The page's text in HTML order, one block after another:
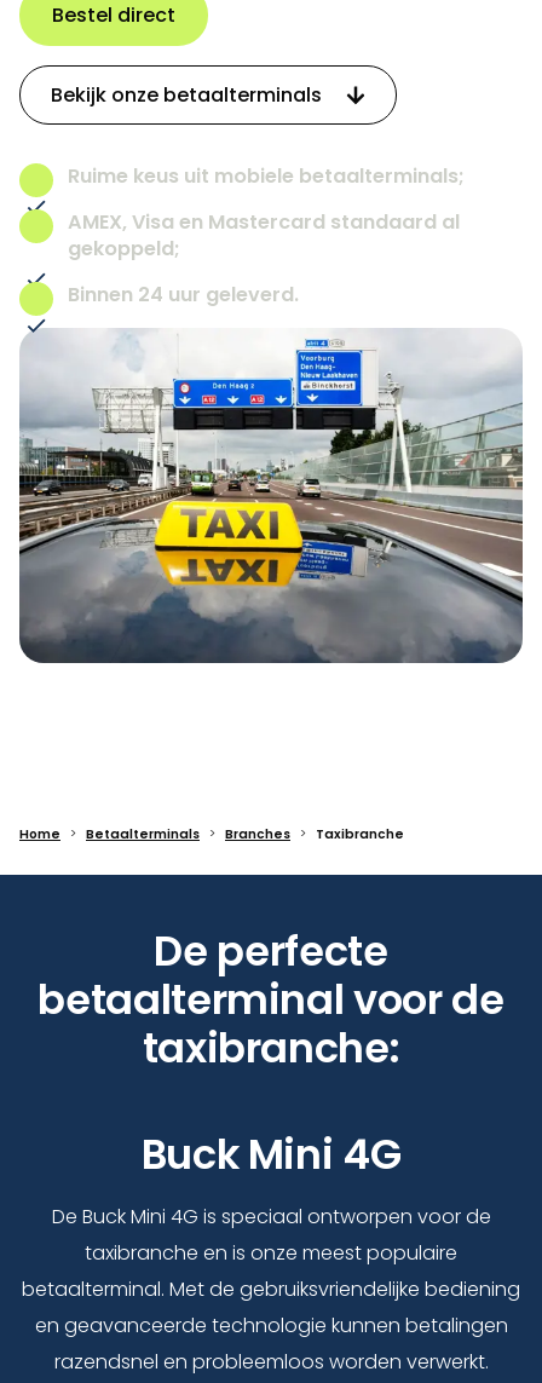
Bestel direct
Bekijk onze betaalterminals
Ruime keus uit mobiele betaalterminals;
AMEX, Visa en Mastercard standaard al
gekoppeld;
Binnen 24 uur geleverd.
Home Betaalterminals Branches Taxibranche
De perfecte
betaalterminal voor de
taxibranche:
Buck Mini 4G
De Buck Mini 4G is speciaal ontworpen voor de
taxibranche en is onze meest populaire
betaalterminal. Met de gebruiksvriendelijke bediening
en geavanceerde technologie kunnen betalingen
razendsnel en probleemloos worden verwerkt.